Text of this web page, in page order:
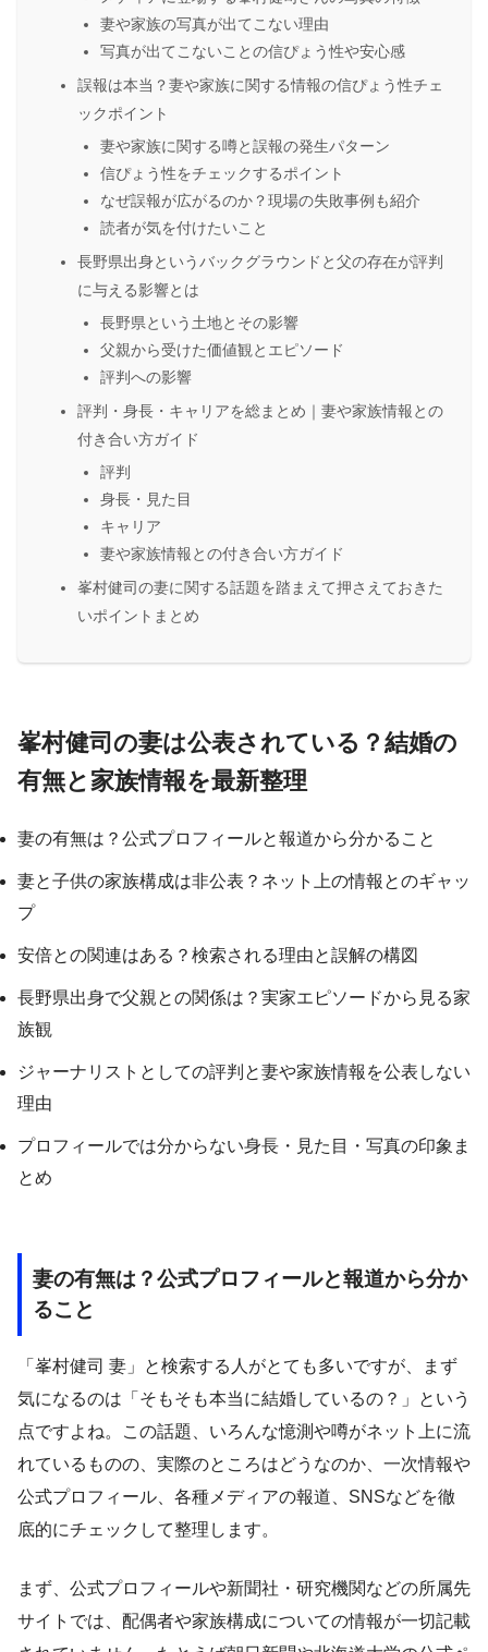
妻や家族の写真が出てこない理由
写真が出てこないことの信ぴょう性や安心感
誤報は本当？妻や家族に関する情報の信ぴょう性チェ
ックポイント
妻や家族に関する噂と誤報の発生パターン
信ぴょう性をチェックするポイント
なぜ誤報が広がるのか？現場の失敗事例も紹介
読者が気を付けたいこと
長野県出身というバックグラウンドと父の存在が評判
に与える影響とは
長野県という土地とその影響
父親から受けた価値観とエピソード
評判への影響
評判・身長・キャリアを総まとめ｜妻や家族情報との
付き合い方ガイド
評判
身長・見た目
キャリア
妻や家族情報との付き合い方ガイド
峯村健司の妻に関する話題を踏まえて押さえておきた
いポイントまとめ
峯村健司の妻は公表されている？結婚の
有無と家族情報を最新整理
妻の有無は？公式プロフィールと報道から分かること
妻と子供の家族構成は非公表？ネット上の情報とのギャッ
プ
安倍との関連はある？検索される理由と誤解の構図
長野県出身で父親との関係は？実家エピソードから見る家
族観
ジャーナリストとしての評判と妻や家族情報を公表しない
理由
プロフィールでは分からない身長・見た目・写真の印象ま
とめ
妻の有無は？公式プロフィールと報道から分か
ること
「峯村健司 妻」と検索する人がとても多いですが、まず
気になるのは「そもそも本当に結婚しているの？」という
点ですよね。この話題、いろんな憶測や噂がネット上に流
れているものの、実際のところはどうなのか、一次情報や
公式プロフィール、各種メディアの報道、SNSなどを徹
底的にチェックして整理します。
まず、公式プロフィールや新聞社・研究機関などの所属先
サイトでは、配偶者や家族構成についての情報が一切記載